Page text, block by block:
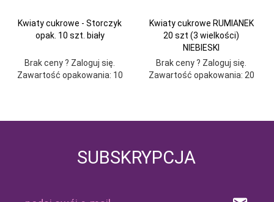
Kwiaty cukrowe - Storczyk
opak. 10 szt. biały
Brak ceny ? Zaloguj się.
Zawartość opakowania: 10
Kwiaty cukrowe RUMIANEK
20 szt (3 wielkości)
NIEBIESKI
Brak ceny ? Zaloguj się.
Zawartość opakowania: 20
SUBSKRYPCJA